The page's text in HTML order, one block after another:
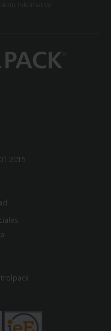
informativo